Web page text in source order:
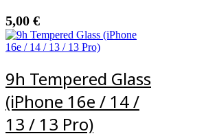
5,00 €
9h Tempered Glass
(iPhone 16e / 14 /
13 / 13 Pro)